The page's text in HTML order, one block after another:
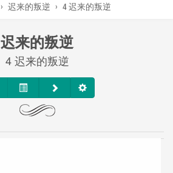
迟来的叛逆 4 迟来的叛逆
迟来的叛逆
4 迟来的叛逆